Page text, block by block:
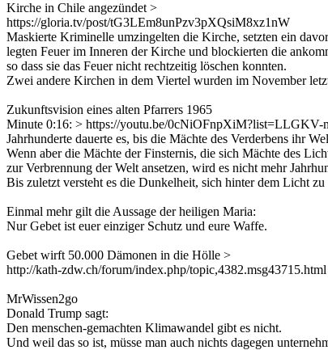
Kirche in Chile angezündet >
https://gloria.tv/post/tG3LEm8unPzv3pXQsiM8xz1nW
Maskierte Kriminelle umzingelten die Kirche, setzten ein
legten Feuer im Inneren der Kirche und blockierten die
so dass sie das Feuer nicht rechtzeitig löschen konnten.
Zwei andere Kirchen in dem Viertel wurden im November
Zukunftsvision eines alten Pfarrers 1965
Minute 0:16: > https://youtu.be/
Jahrhunderte dauerte es, bis die Mächte des Verderbens ihr
Wenn aber die Mächte der Finsternis, die sich Mächte des
zur Verbrennung der Welt ansetzen, wird es nicht mehr
Bis zuletzt versteht es die Dunkelheit, sich hinter dem Licht zu
Einmal mehr gilt die Aussage der heiligen Maria:
Nur Gebet ist euer einziger Schutz und eure Waffe.
Gebet wirft 50.000 Dämonen in die Hölle >
http://kath-zdw.ch/forum/index.php/topic,4382.msg43715.html
MrWissen2go
Donald Trump sagt:
Den menschen-gemachten Klimawandel gibt es nicht.
Und weil das so ist, müsse man auch nichts dagegen